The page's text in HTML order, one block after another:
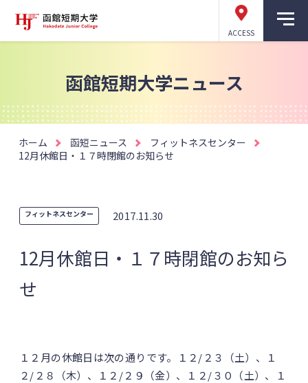
ACCESS
函館短期大学ニュース
ホーム 函短ニュース
フィットネスセンター
12月休館日・１７時閉館のお知らせ
フィットネスセンター 2017.11.30
12月休館日・１７時閉館のお知ら
せ
１２月の休館日は次の通りです。１２/２３（土）、１
２/２８（木）、１２/２９（金）、１２/３０（土）、１